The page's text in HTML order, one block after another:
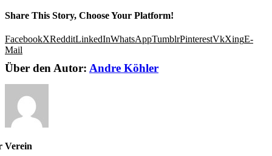
Share This Story, Choose Your Platform!
FacebookXRedditLinkedInWhatsAppTumblrPinterestVkXingE-
Mail
Über den Autor: Andre Köhler
Verein